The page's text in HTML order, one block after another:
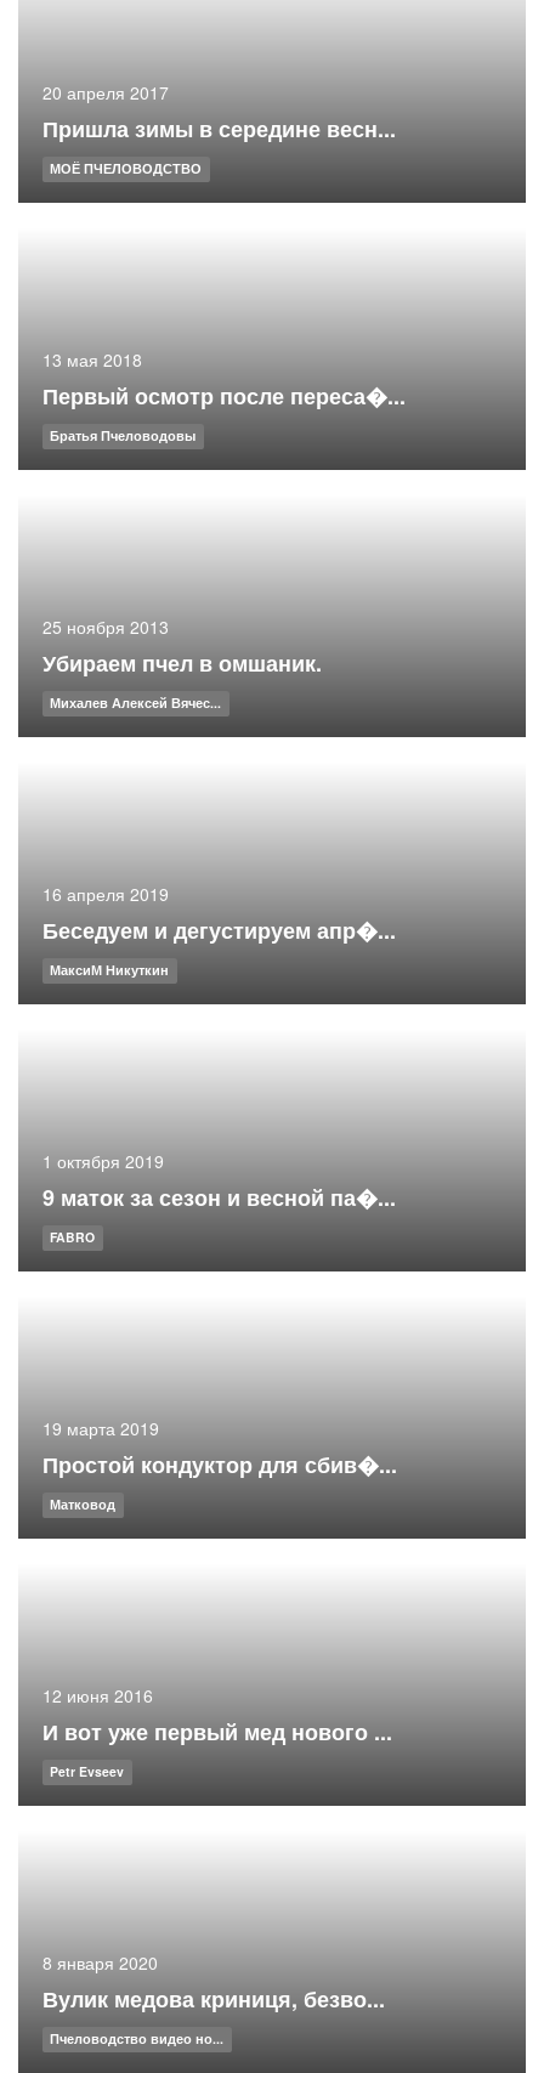
20 апреля 2017
Пришла зимы в середине весн...
МОЁ ПЧЕЛОВОДСТВО
13 мая 2018
Первый осмотр после переса�...
Братья Пчеловодовы
25 ноября 2013
Убираем пчел в омшаник.
Михалев Алексей Вячес...
16 апреля 2019
Беседуем и дегустируем апр�...
МаксиМ Никуткин
1 октября 2019
9 маток за сезон и весной па�...
FABRO
19 марта 2019
Простой кондуктор для сбив�...
Матковод
12 июня 2016
И вот уже первый мед нового ...
Petr Evseev
8 января 2020
Вулик медова криниця, безво...
Пчеловодство видео но...